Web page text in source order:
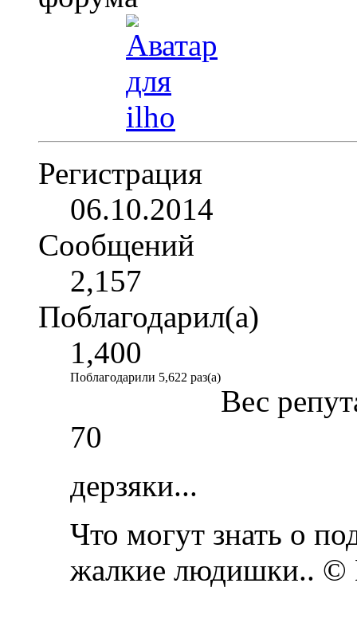
Регистрация
06.10.2014
Сообщений
2,157
Поблагодарил(а)
1,400
Поблагодарили 5,622 раз(а)
Вес
70
дерзяки...
Что могут знать о
жалкие людишки.. ©